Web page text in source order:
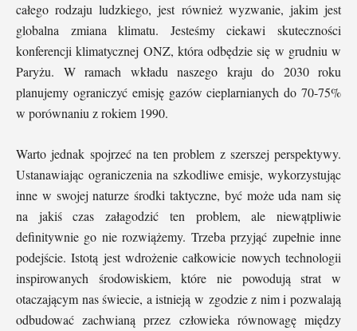
całego rodzaju ludzkiego, jest również wyzwanie, jakim jest
globalna zmiana klimatu. Jesteśmy ciekawi skuteczności
konferencji klimatycznej ONZ, która odbędzie się w grudniu w
Paryżu. W ramach wkładu naszego kraju do 2030 roku
planujemy ograniczyć emisję gazów cieplarnianych do 70-75%
w porównaniu z rokiem 1990.
Warto jednak spojrzeć na ten problem z szerszej perspektywy.
Ustanawiając ograniczenia na szkodliwe emisje, wykorzystując
inne w swojej naturze środki taktyczne, być może uda nam się
na jakiś czas załagodzić ten problem, ale niewątpliwie
definitywnie go nie rozwiążemy. Trzeba przyjąć zupełnie inne
podejście. Istotą jest wdrożenie całkowicie nowych technologii
inspirowanych środowiskiem, które nie powodują strat w
otaczającym nas świecie, a istnieją w zgodzie z nim i pozwalają
odbudować zachwianą przez człowieka równowagę między